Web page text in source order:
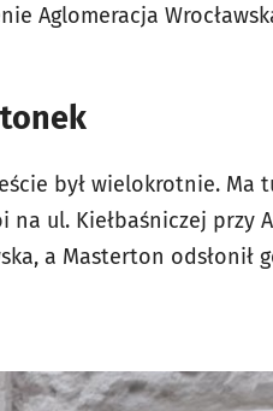
Aglomeracja
był wielokrotnie. Ma
ul. Kiełbaśniczej przy
a Masterton odsłonił